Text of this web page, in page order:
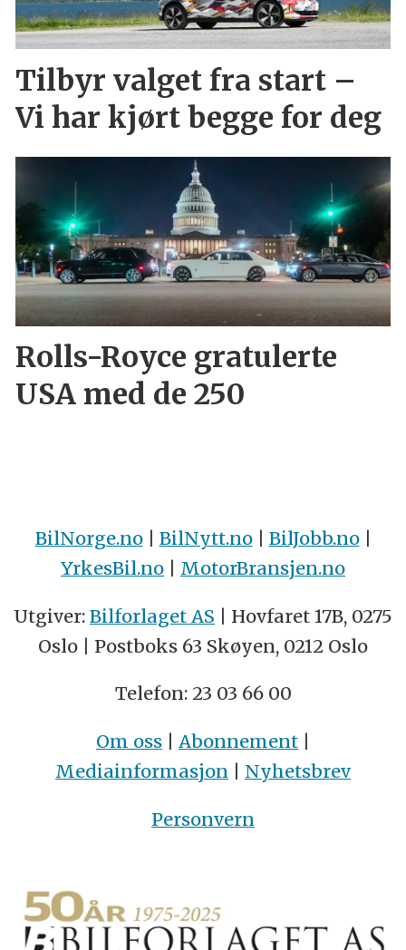
Tilbyr valget fra start –
Vi har kjørt begge for deg
Rolls-Royce gratulerte
USA med de 250
BilNorge.no| BilNytt.no| BilJobb.no|
YrkesBil.no | MotorBransjen.no
Utgiver: Bilforlaget AS | Hovfaret 17B, 0275
Oslo | Postboks 63 Skøyen, 0212 Oslo
Telefon: 23 03 66 00
Om oss Abonnement
Mediainformasjon
Nyhetsbrev
Personvern